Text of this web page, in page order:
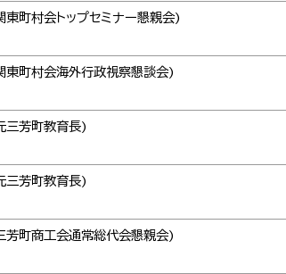
東町村会トップセミナー懇親会)
東町村会海外行政視察懇談会)
三芳町教育長)
三芳町教育長)
芳町商工会通常総代会懇親会)